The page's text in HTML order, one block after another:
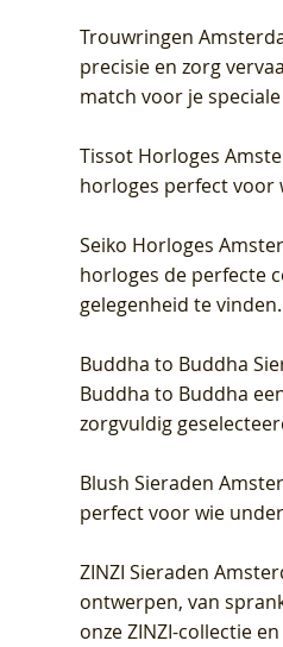
Trouwringen
precisie en zorg
match voor je
Tissot Horloges
horloges perfect voor
Seiko Horloges
horloges de perfecte
gelegenheid te vinden.
Buddha to Buddha
Buddha to Buddha
zorgvuldig
Blush Sieraden
perfect voor wie
ZINZI Sieraden
ontwerpen, van
onze ZINZI-collectie